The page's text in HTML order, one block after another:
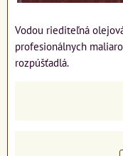
Vodou riediteľná
profesionálnych
rozpúšťadlá.